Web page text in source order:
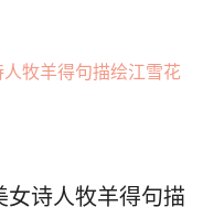
女诗人牧羊得句描